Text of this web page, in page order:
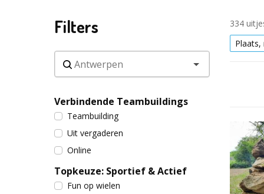
Filters
Verbindende Teambuildings
Teambuilding
Uit vergaderen
Online
Topkeuze: Sportief & Actief
Fun op wielen
334